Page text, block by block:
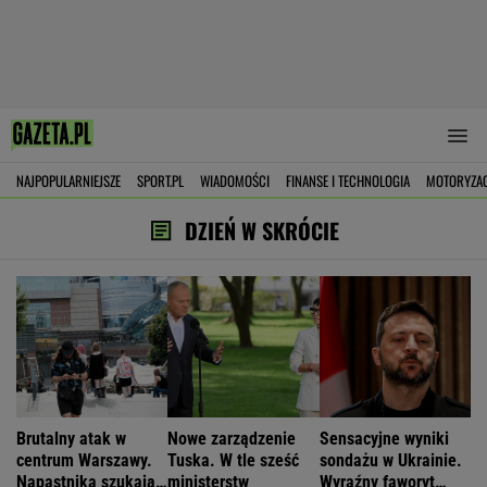
NAJPOPULARNIEJSZE SPORT.PL WIADOMOŚCI FINANSE I TECHNOLOGIA
DZIEŃ W SKRÓCIE
Brutalny atak w
centrum Warszawy.
Napastnika szukają
Nowe zarządzenie
Tuska. W tle sześć
ministerstw
Sensacyjne wyniki
sondażu w Ukrainie.
Wyraźny faworyt